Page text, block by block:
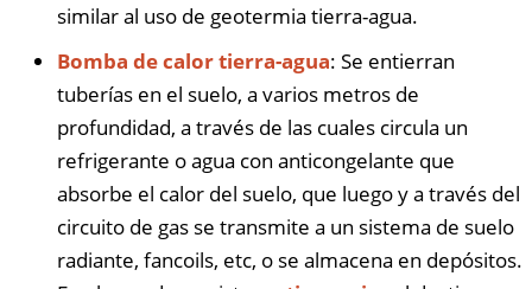
similar al uso de geotermia tierra-agua.
Bomba de calor tierra-agua: Se entierran
tuberías en el suelo, a varios metros de
profundidad, a través de las cuales circula un
refrigerante o agua con anticongelante que
absorbe el calor del suelo, que luego y a través del
circuito de gas se transmite a un sistema de suelo
radiante, fancoils, etc, o se almacena en depósitos.